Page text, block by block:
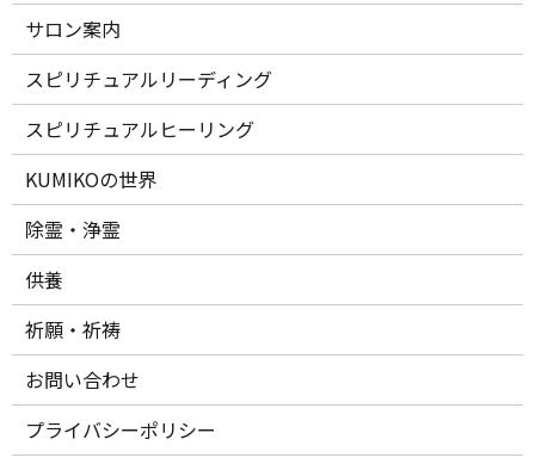
サロン案内
スピリチュアルリーディング
スピリチュアルヒーリング
KUMIKOの世界
除霊・浄霊
供養
祈願・祈祷
お問い合わせ
プライバシーポリシー